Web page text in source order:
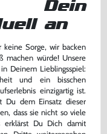
14,99 €
nur7,99 €
Warenkorb
Dein
an
Sorge, wir backen
machen würde! Unsere
Deinem Lieblingsspiel:
und ein bisschen
einzigartig ist.
Du dem Einsatz dieser
dass sie nicht so viele
erklärst Du Dich damit